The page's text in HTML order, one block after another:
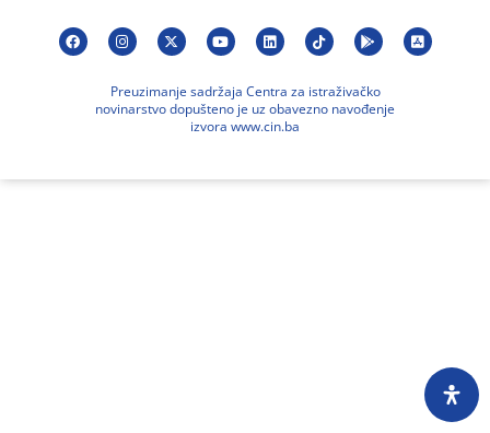
Preuzimanje sadržaja Centra za istraživačko
novinarstvo dopušteno je uz obavezno navođenje
izvora www.cin.ba